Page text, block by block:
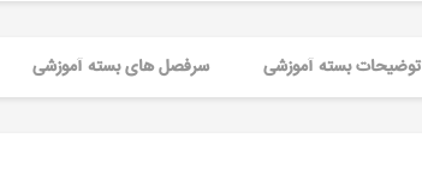
توضیحات بسته آموزشی سرفصل های بسته آموزشی